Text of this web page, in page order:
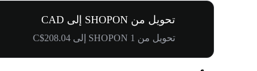
تحويل من SHOPON إلى CAD
تحويل من 1 SHOPON إلى C$208.04